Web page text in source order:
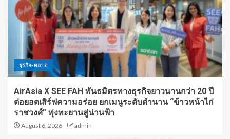
ธุรกิจ-ตลาด
AirAsia X SEE FAH พันธมิตรทางธุรกิจยาวนานกว่า 20 ปี
ต่อยอดเสิร์ฟความอร่อย ยกเมนูระดับตำนาน “ข้าวหน้าไก่
ราชวงศ์” พุ่งทะยานสู่น่านฟ้า
August 6, 2026 admin